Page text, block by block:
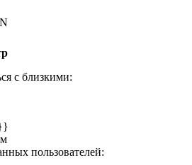
с близкими:
пользователей: